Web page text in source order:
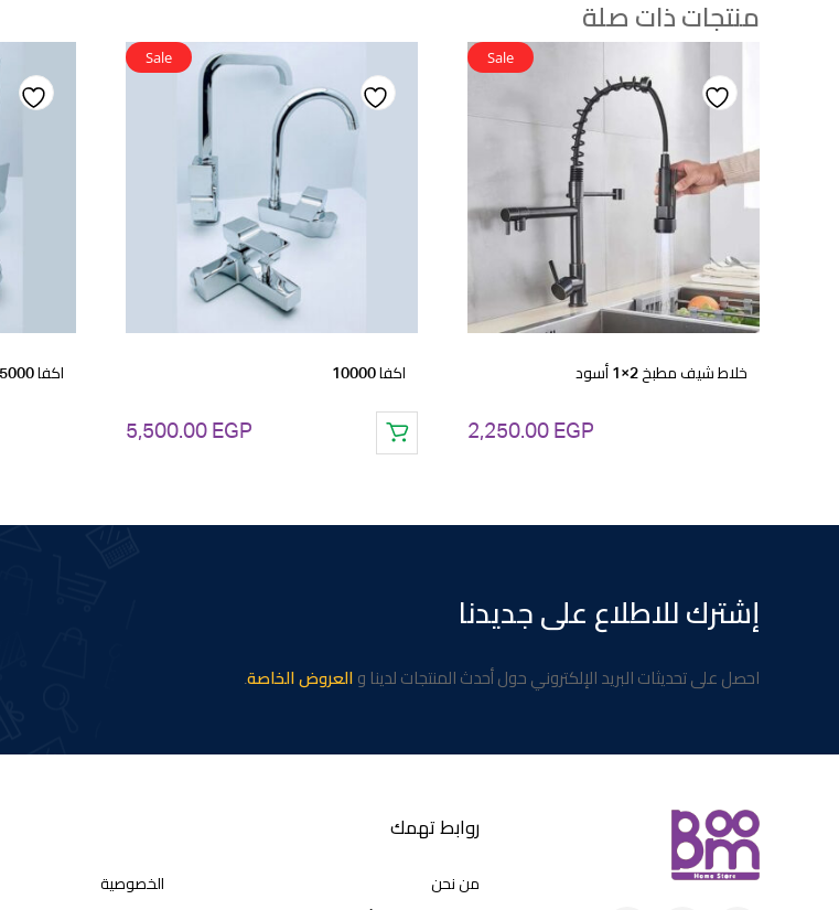
منتجات ذات صلة
Sale
خلاط شيف مطبخ 2×1 أسود
2,250.00 EGP
to
wishlist
Sale
اكفا 10000
5,500.00 EGP
wishlist
اكفا 5000
wishlist
إشترك للاطلاع على جديدنا
احصل على تحديثات البريد الإلكتروني حول أحدث المنتجات لدينا و العروض الخاصة
روابط تهمك
من نحن الخصوصية